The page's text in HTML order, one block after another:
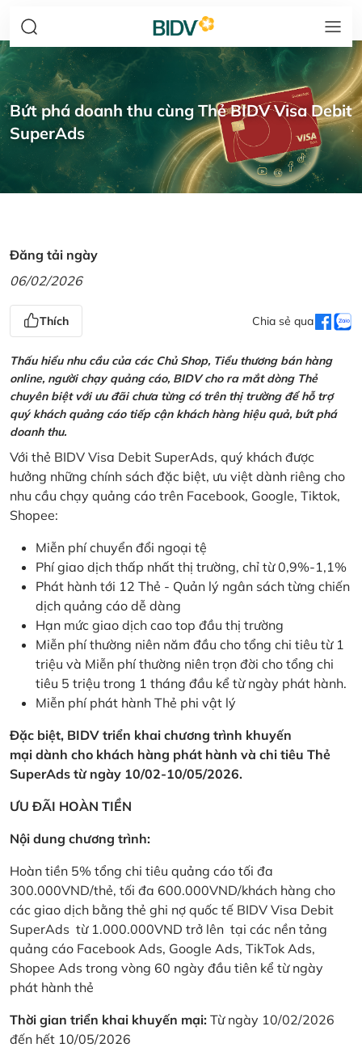
Bứt phá doanh thu cùng Thẻ BIDV Visa Debit
SuperAds
Đăng tải ngày
06/02/2026
Thích Chia sẻ qua
Thấu hiểu nhu cầu của các Chủ Shop, Tiểu thương bán hàng
online, người chạy quảng cáo, BIDV cho ra mắt dòng Thẻ
chuyên biệt với ưu đãi chưa từng có trên thị trường để hỗ trợ
quý khách quảng cáo tiếp cận khách hàng hiệu quả, bứt phá
doanh thu.
Với thẻ BIDV Visa Debit SuperAds, quý khách được
hưởng những chính sách đặc biệt, ưu việt dành riêng cho
nhu cầu chạy quảng cáo trên Facebook, Google, Tiktok,
Shopee:
Miễn phí chuyển đổi ngoại tệ
Phí giao dịch thấp nhất thị trường, chỉ từ 0,9%-1,1%
Phát hành tới 12 Thẻ - Quản lý ngân sách từng chiến
dịch quảng cáo dễ dàng
Hạn mức giao dịch cao top đầu thị trường
Miễn phí thường niên năm đầu cho tổng chi tiêu từ 1
triệu và Miễn phí thường niên trọn đời cho tổng chi
tiêu 5 triệu trong 1 tháng đầu kể từ ngày phát hành.
Miễn phí phát hành Thẻ phi vật lý
Đặc biệt, BIDV triển khai chương trình khuyến
mại dành cho khách hàng phát hành và chi tiêu Thẻ
SuperAds từ ngày 10/02-10/05/2026.
ƯU ĐÃI HOÀN TIỀN
Nội dung chương trình:
Hoàn tiền 5% tổng chi tiêu quảng cáo tối đa
300.000VND/thẻ, tối đa 600.000VND/khách hàng cho
các giao dịch bằng thẻ ghi nợ quốc tế BIDV Visa Debit
SuperAds từ 1.000.000VND trở lên tại các nền tảng
quảng cáo Facebook Ads, Google Ads, TikTok Ads,
Shopee Ads trong vòng 60 ngày đầu tiên kể từ ngày
phát hành thẻ
Thời gian triển khai khuyến mại: Từ ngày 10/02/2026
đến hết 10/05/2026